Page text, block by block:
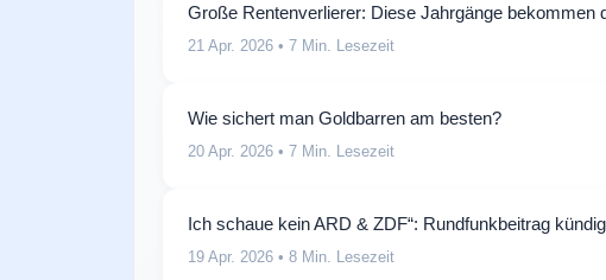
Große Rentenverlierer: Diese Jahrgänge bekommen
21 Apr. 2026 • 7 Min. Lesezeit
Wie sichert man Goldbarren am besten?
20 Apr. 2026 • 7 Min. Lesezeit
Ich schaue kein ARD & ZDF“: Rundfunkbeitrag
19 Apr. 2026 • 8 Min. Lesezeit